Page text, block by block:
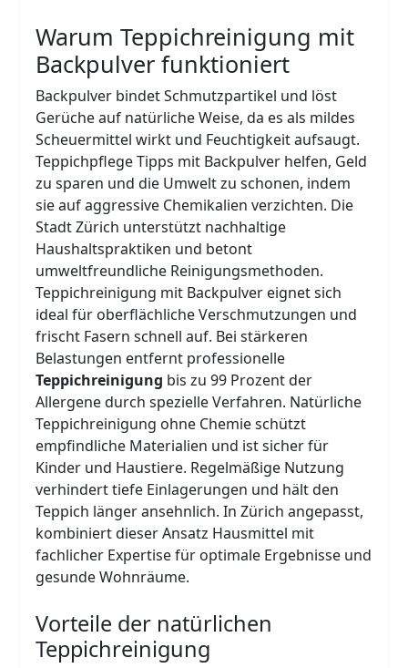
Warum Teppichreinigung mit
Backpulver funktioniert
Backpulver bindet Schmutzpartikel und löst
Gerüche auf natürliche Weise, da es als mildes
Scheuermittel wirkt und Feuchtigkeit aufsaugt.
Teppichpflege Tipps mit Backpulver helfen, Geld
zu sparen und die Umwelt zu schonen, indem
sie auf aggressive Chemikalien verzichten. Die
Stadt Zürich unterstützt nachhaltige
Haushaltspraktiken und betont
umweltfreundliche Reinigungsmethoden.
Teppichreinigung mit Backpulver eignet sich
ideal für oberflächliche Verschmutzungen und
frischt Fasern schnell auf. Bei stärkeren
Belastungen entfernt professionelle
Teppichreinigung bis zu 99 Prozent der
Allergene durch spezielle Verfahren. Natürliche
Teppichreinigung ohne Chemie schützt
empfindliche Materialien und ist sicher für
Kinder und Haustiere. Regelmäßige Nutzung
verhindert tiefe Einlagerungen und hält den
Teppich länger ansehnlich. In Zürich angepasst,
kombiniert dieser Ansatz Hausmittel mit
fachlicher Expertise für optimale Ergebnisse und
gesunde Wohnräume.
Vorteile der natürlichen
Teppichreinigung